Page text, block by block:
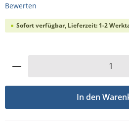
Durchschnittliche Bewertung von 0
Bewerten
Sofort verfügbar, Lieferzeit: 1-2
Produkt Anzahl: Gib
In den